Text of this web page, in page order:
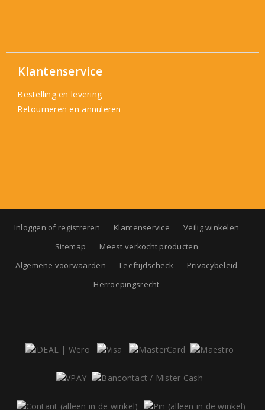
Klantenservice
Bestelling en levering
Retourneren en annuleren
Inloggen of registreren Klantenservice
Veilig winkelen
Sitemap
Meest verkocht producten
Algemene voorwaarden
Leeftijdscheck
Privacybeleid
Herroepingsrecht